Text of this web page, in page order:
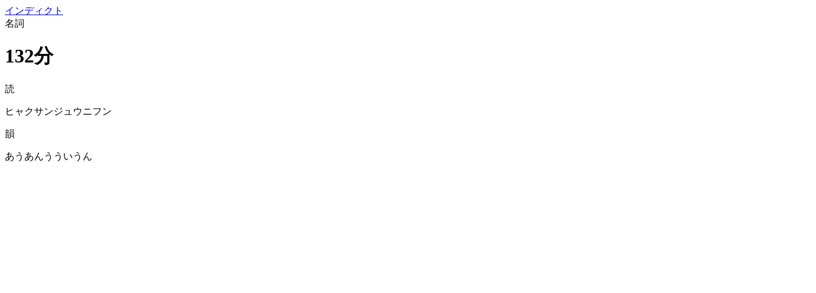
インディクト
名詞
132分
読
ヒャクサンジュウニフン
韻
あうあんうういうん